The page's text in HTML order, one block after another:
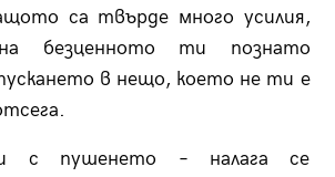
са твърде много усилия,
безценното ти познато
в нещо, което не ти е
с пушенето – налага се